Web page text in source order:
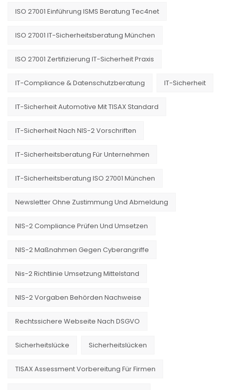
ISO 27001 Einführung ISMS Beratung Tec4net
ISO 27001 IT-Sicherheitsberatung München
ISO 27001 Zertifizierung IT-Sicherheit Praxis
IT-Compliance & Datenschutzberatung IT-Sicherheit
IT-Sicherheit Automotive Mit TISAX Standard
IT-Sicherheit Nach NIS-2 Vorschriften
IT-Sicherheitsberatung Für Unternehmen
IT-Sicherheitsberatung ISO 27001 München
Newsletter Ohne Zustimmung Und Abmeldung
NIS-2 Compliance Prüfen Und Umsetzen
NIS-2 Maßnahmen Gegen Cyberangriffe
Nis-2 Richtlinie Umsetzung Mittelstand
NIS-2 Vorgaben Behörden Nachweise
Rechtssichere Webseite Nach DSGVO
Sicherheitslücke Sicherheitslücken
TISAX Assessment Vorbereitung Für Firmen